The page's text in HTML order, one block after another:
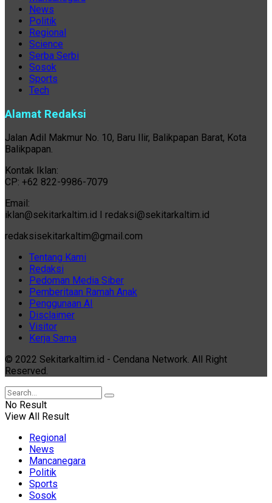
News
Politik
Regional
Science
Serba Serbi
Sosok
Sports
Tech
Alamat Redaksi
Jalan Adil Makmur No. 10, Baru Ilir, Balikpapan Barat, Kota
Balikpapan.
Kontak Iklan:
CP: +62 822-9986-7079
Email:
iklan@sekitarkaltim.id I redaksi@sekitarkaltim.id
redaksisekitarkaltim@gmail.com
Tentang Kami
Redaksi
Pedoman Media Siber
Pemberitaan Ramah Anak
Penggunaan AI
Disclaimer
Visitor
Kerja Sama
© 2022 Sekitarkaltim.id - Cendana Network. All Right
Reserved.
No Result
View All Result
Regional
News
Mancanegara
Politik
Sports
Sosok